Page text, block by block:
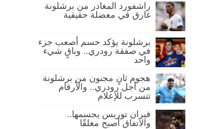
راشفورد المغادر من برشلونة
غارق في معضلة حقيقية
برشلونة يؤكد حسم أصعب جزء
في صفقة رودري.. وباقٍ شيء
واحد
هجوم ثانٍ مجنون من برشلونة
من أجل رودري.. والأرقام
تتسرب للإعلام
فيران توريس يحسمها..
والاتفاق أصبح مغلقًا